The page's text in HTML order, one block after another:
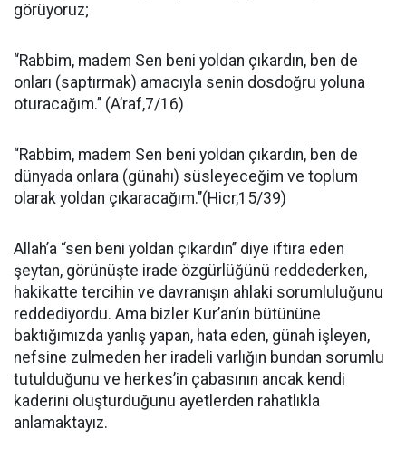
görüyoruz;
“Rabbim, madem Sen beni yoldan çıkardın, ben de
onları (saptırmak) amacıyla senin dosdoğru yoluna
oturacağım.’’ (A’raf,7/16)
“Rabbim, madem Sen beni yoldan çıkardın, ben de
dünyada onlara (günahı) süsleyeceğim ve toplum
olarak yoldan çıkaracağım.’’(Hicr,15/39)
Allah’a “sen beni yoldan çıkardın’’ diye iftira eden
şeytan, görünüşte irade özgürlüğünü reddederken,
hakikatte tercihin ve davranışın ahlaki sorumluluğunu
reddediyordu. Ama bizler Kur’an’ın bütününe
baktığımızda yanlış yapan, hata eden, günah işleyen,
nefsine zulmeden her iradeli varlığın bundan sorumlu
tutulduğunu ve herkes’in çabasının ancak kendi
kaderini oluşturduğunu ayetlerden rahatlıkla
anlamaktayız.